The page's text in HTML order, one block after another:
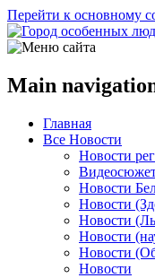
Перейти к основному
Main
Главная
Все Новости
Новости
Новости
Новости
Новости
Новости
Новости
Новости